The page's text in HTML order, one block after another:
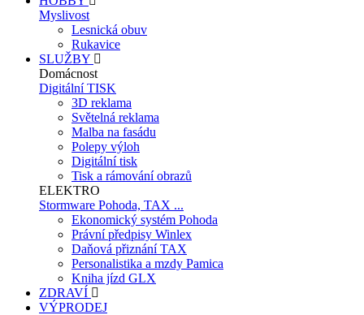
Myslivost
Lesnická obuv
Rukavice
SLUŽBY
Domácnost
Digitální TISK
3D reklama
Světelná reklama
Malba na fasádu
Polepy výloh
Digitální tisk
Tisk a rámování obrazů
ELEKTRO
Stormware Pohoda, TAX ...
Ekonomický systém Pohoda
Právní předpisy Winlex
Daňová přiznání TAX
Personalistika a mzdy Pamica
Kniha jízd GLX
ZDRAVÍ
VÝPRODEJ